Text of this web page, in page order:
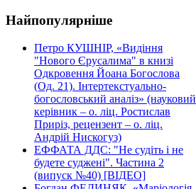
Найпопулярніше
Петро КУШНІР, «Видіння
"Нового Єрусалима" в книзі
Одкровення Йоана Богослова
(Од. 21). Інтертекстуально-
богословський аналіз» (науковий
керівник – о. ліц. Ростислав
Приріз, рецензент – о. ліц.
Андрій Нискогуз)
ЕФФАТА ДДС: "Не судіть і не
будете суджені". Частина 2
(випуск №40) [ВІДЕО]